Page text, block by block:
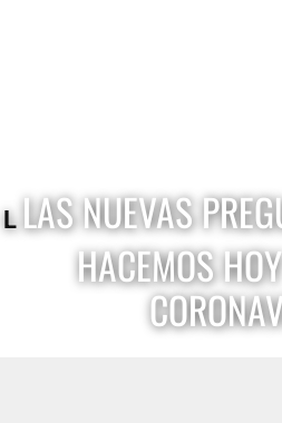
L LAS NUEVAS
HACEMOS